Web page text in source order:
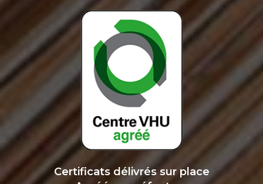
Certificats délivrés sur place